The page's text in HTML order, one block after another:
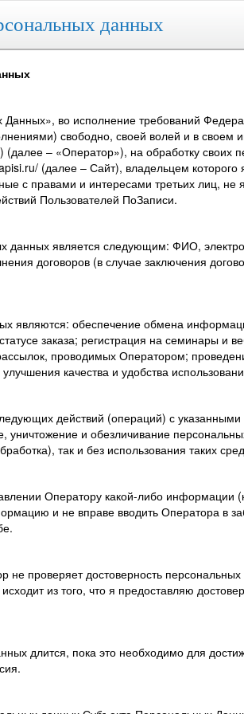
данных
во исполнение требований
свободно, своей волей и в своем
– «Оператор»), на обработку своих
(далее – Сайт), владельцем
с правами и интересами третьих лиц,
Пользователей ПоЗаписи.
данных является следующим: ФИО,
договоров (в случае заключения
являются: обеспечение обмена
заказа; регистрация на семинары и
проводимых Оператором;
качества и удобства
действий (операций) с
уничтожение и обезличивание
так и без использования таких
Оператору какой-либо информации
и не вправе вводить Оператора в
проверяет достоверность
из того, что я предоставляю
длится, пока это необходимо для